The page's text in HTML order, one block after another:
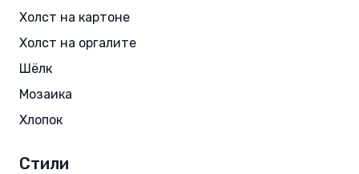
Холст на картоне
Холст на оргалите
Шёлк
Мозаика
Хлопок
Стили